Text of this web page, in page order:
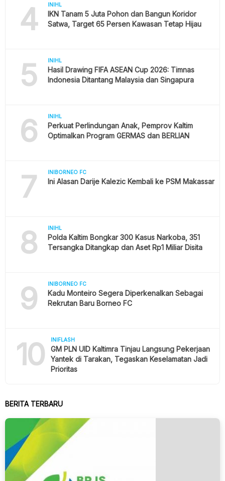
4 INIHL
IKN Tanam 5 Juta Pohon dan Bangun Koridor
Satwa, Target 65 Persen Kawasan Tetap Hijau
5 INIHL
Hasil Drawing FIFA ASEAN Cup 2026: Timnas
Indonesia Ditantang Malaysia dan Singapura
6 INIHL
Perkuat Perlindungan Anak, Pemprov Kaltim
Optimalkan Program GERMAS dan BERLIAN
7 INIBORNEO FC
Ini Alasan Darije Kalezic Kembali ke PSM Makassar
8 INIHL
Polda Kaltim Bongkar 300 Kasus Narkoba, 351
Tersangka Ditangkap dan Aset Rp1 Miliar Disita
9 INIBORNEO FC
Kadu Monteiro Segera Diperkenalkan Sebagai
Rekrutan Baru Borneo FC
10 INIFLASH
GM PLN UID Kaltimra Tinjau Langsung Pekerjaan
Yantek di Tarakan, Tegaskan Keselamatan Jadi
Prioritas
BERITA TERBARU